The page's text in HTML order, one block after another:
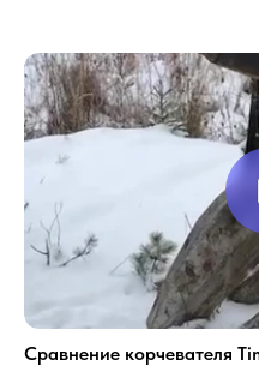
Сравнение корчевателя